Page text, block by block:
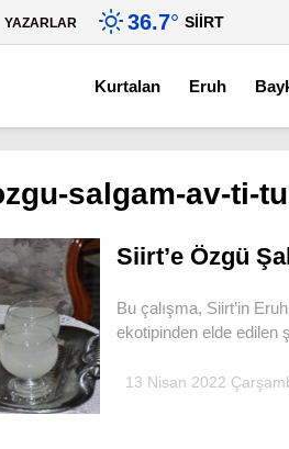
YAZARLAR 36.7° SIIRT
Kurtalan Eruh
salgam-av-ti-tu
Siirt’e Özgü
Bu çalışma, Siirt’in
ekotipinden elde edilen
13 Nisan 2022